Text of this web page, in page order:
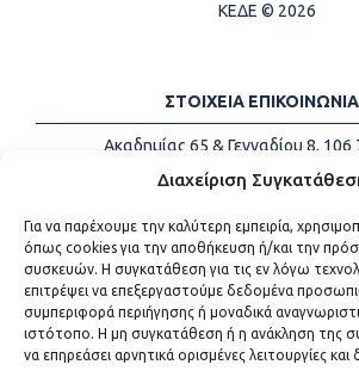
Διαχείριση
Για να παρέχουμε την καλύτερη εμπειρία,
όπως cookies για την αποθήκευση ή/και την
συσκευών. Η συγκατάθεση για τις εν λόγω
επιτρέψει να επεξεργαστούμε δεδομένα
συμπεριφορά περιήγησης ή μοναδικά
ιστότοπο. Η μη συγκατάθεση ή η ανάκληση της
να επηρεάσει αρνητικά ορισμένες λειτουργίες
ΚΕΔΕ © 2026
ΣΤΟΙΧΕΙΑ
Ακαδημίας 65 & Γενναδίου 8,
Τηλέφωνα:
+30 213-
Email:
info@kede.gr
ΧΡΗΣΙΜΟΙ ΣΥΝΔΕΣΜΟΙ
Η ΚΕΔΕ